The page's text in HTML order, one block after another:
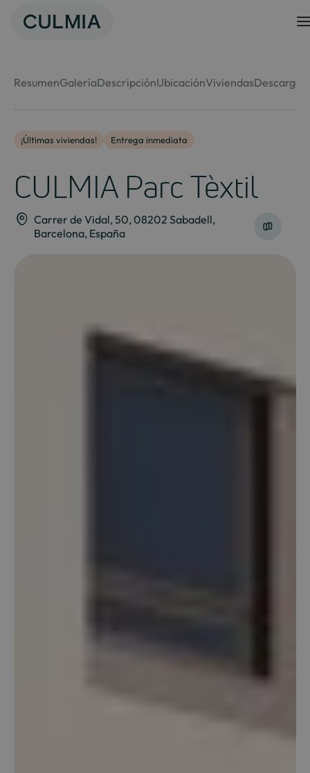
ResumenGaleríaDescripciónUbicaciónViviendasDescargas
¡Últimas viviendas! Entrega inmediata
CULMIA Parc Tèxtil
Carrer de Vidal, 50, 08202 Sabadell,
Barcelona, España